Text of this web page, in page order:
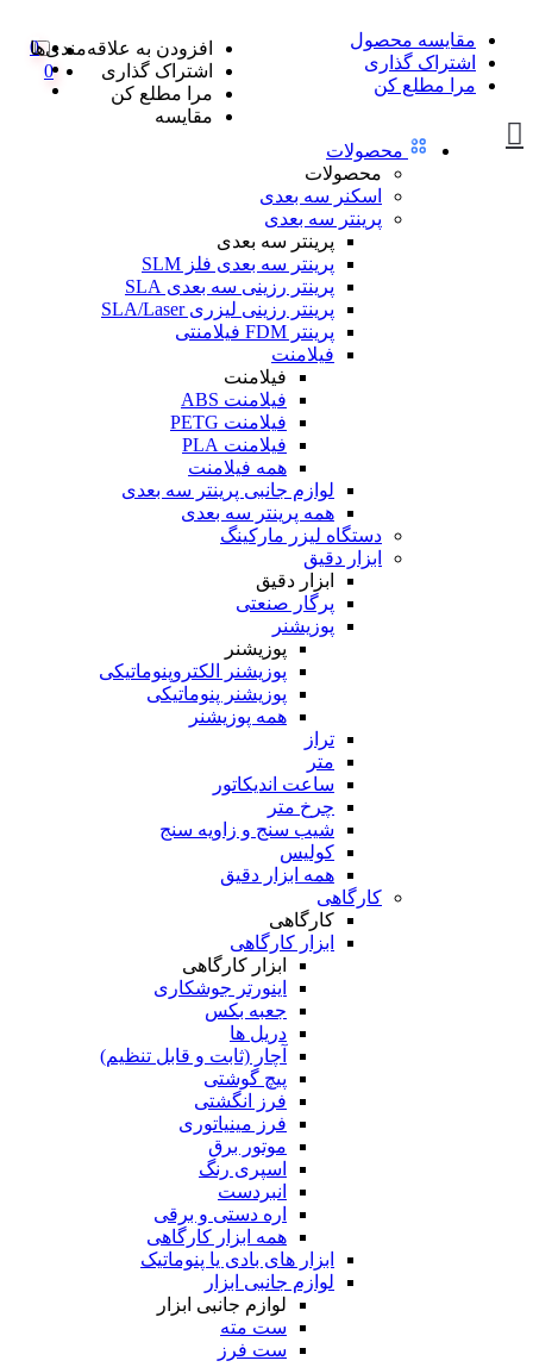
مقایسه محصول
اشتراک گذاری
مرا مطلع کن
0
0
محصولات
محصولات
اسکنر سه بعدی
پرینتر سه بعدی
پرینتر سه بعدی
پرینتر سه بعدی فلز SLM
پرینتر رزینی سه بعدی SLA
پرینتر رزینی لیزری SLA/Laser
پرینتر FDM فیلامنتی
فیلامنت
فیلامنت
فیلامنت ABS
فیلامنت PETG
فیلامنت PLA
همه فیلامنت
لوازم جانبی پرینتر سه بعدی
همه پرینتر سه بعدی
دستگاه لیزر مارکینگ
ابزار دقیق
ابزار دقیق
پرگار صنعتی
پوزیشنر
پوزیشنر
پوزیشنر الکتروپنوماتیکی
پوزیشنر پنوماتیکی
همه پوزیشنر
تراز
متر
ساعت اندیکاتور
چرخ متر
شیب سنج و زاویه سنج
کولیس
همه ابزار دقیق
کارگاهی
کارگاهی
ابزار کارگاهی
ابزار کارگاهی
اینورتر جوشکاری
جعبه بکس
دریل ها
آچار (ثابت و قابل تنظیم)
پیچ گوشتی
فرز انگشتی
فرز مینیاتوری
موتور برق
اسپری رنگ
انبردست
اره دستی و برقی
همه ابزار کارگاهی
ابزار های بادی یا پنوماتیک
لوازم جانبی ابزار
لوازم جانبی ابزار
ست مته
ست فرز
افزودن به علاقه‌مندی‌ها
اشتراک گذاری
مرا مطلع کن
مقایسه